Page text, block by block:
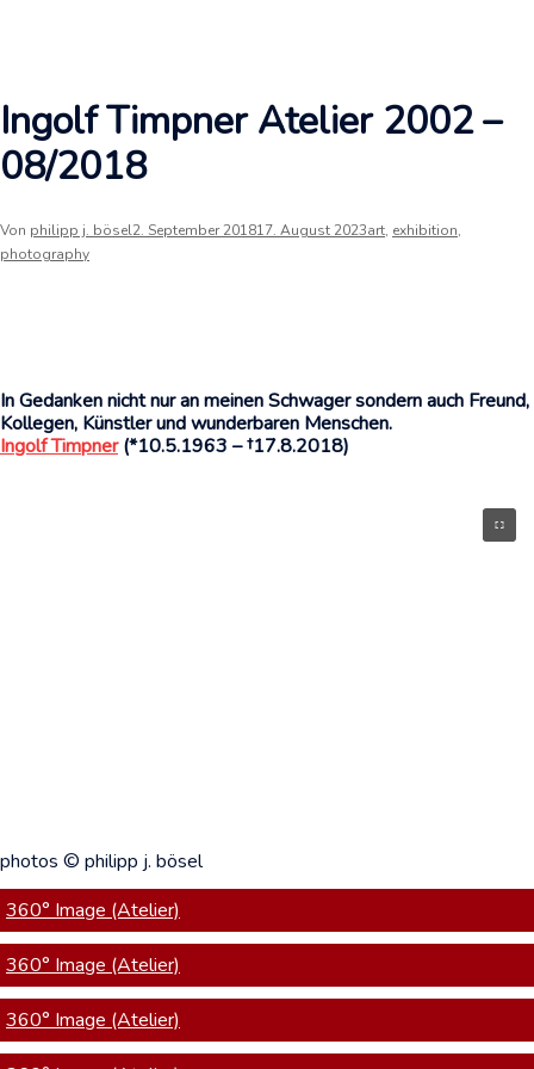
Ingolf Timpner Atelier 2002 –
08/2018
Von philipp j. bösel2. September 201817. August 2023art, exhibition,
photography
In Gedanken nicht nur an meinen Schwager sondern auch Freund,
Kollegen, Künstler und wunderbaren Menschen.
Ingolf Timpner(*10.5.1963 – †17.8.2018)
photos © philipp j. bösel
360° Image (Atelier)
360° Image (Atelier)
360° Image (Atelier)